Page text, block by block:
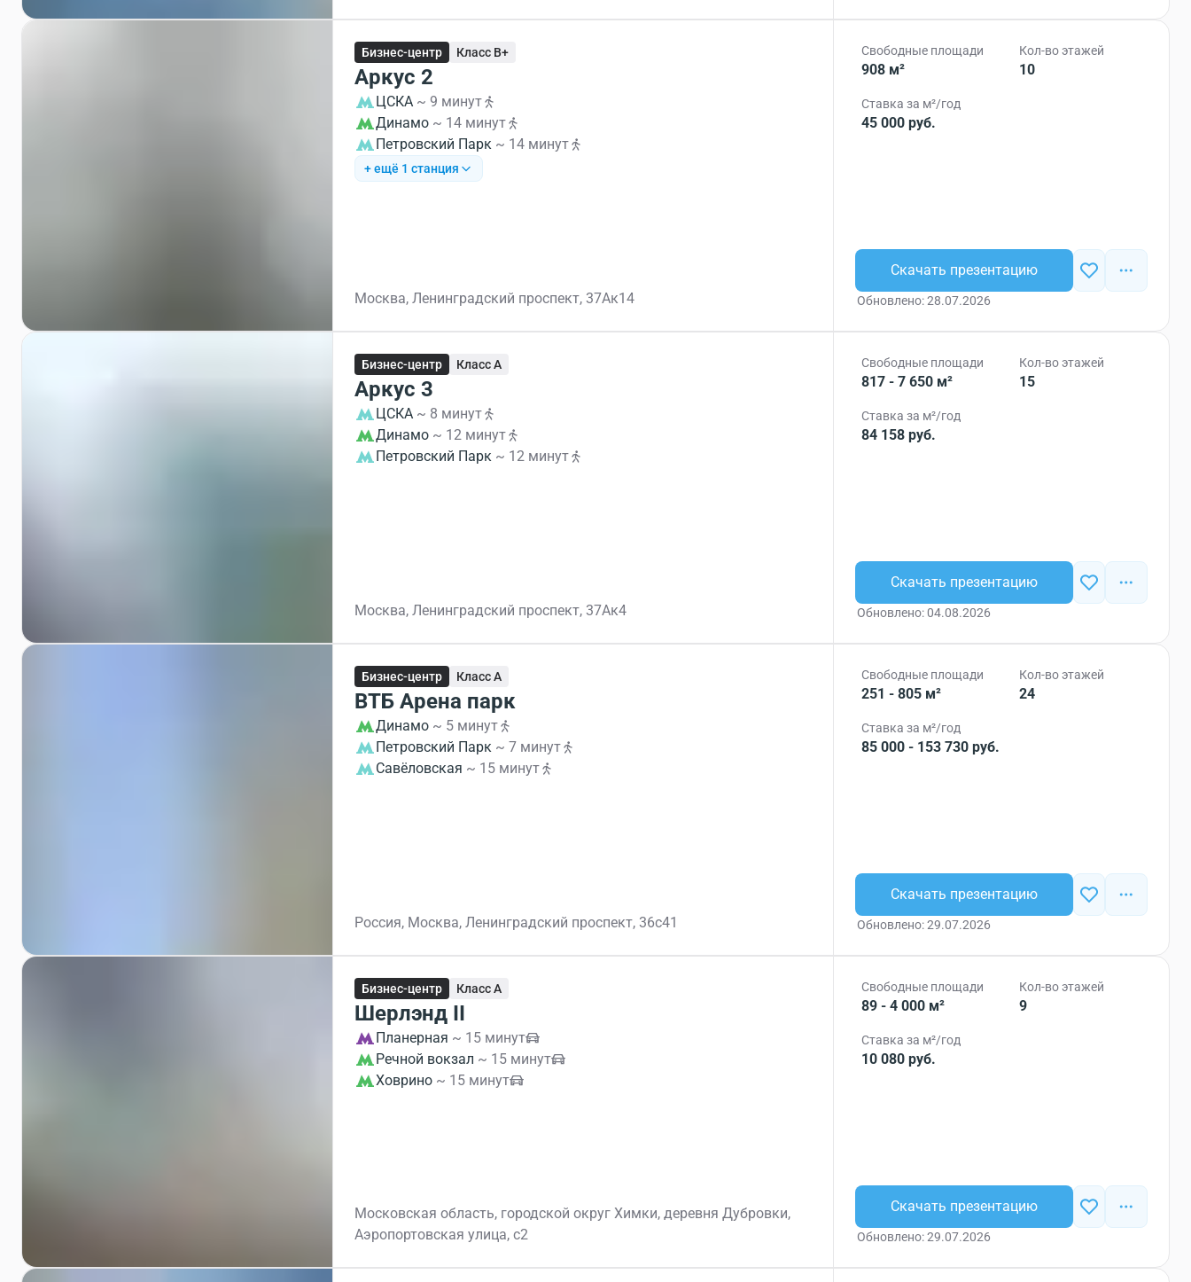
Бизнес-центр Класс B+
Аркус 2
ЦСКА ~ 9 минут
Динамо ~ 14 минут
Петровский Парк ~ 14 минут
+ ещё 1 станция
Москва, Ленинградский проспект, 37Ак14
Свободные площади
908 м²
Кол-во этажей
10
Ставка за м²/год
45 000 руб.
Скачать презентацию
Обновлено: 28.07.2026
Бизнес-центр Класс A
Аркус 3
ЦСКА ~ 8 минут
Динамо ~ 12 минут
Петровский Парк ~ 12 минут
Москва, Ленинградский проспект, 37Ак4
Свободные площади
817 - 7 650 м²
Кол-во этажей
15
Ставка за м²/год
84 158 руб.
Скачать презентацию
Обновлено: 04.08.2026
Бизнес-центр Класс A
ВТБ Арена парк
Динамо ~ 5 минут
Петровский Парк ~ 7 минут
Савёловская ~ 15 минут
Россия, Москва, Ленинградский проспект, 36с41
Свободные площади
251 - 805 м²
Кол-во этажей
24
Ставка за м²/год
85 000 - 153 730 руб.
Скачать презентацию
Обновлено: 29.07.2026
Бизнес-центр Класс A
Шерлэнд II
Планерная ~ 15 минут
Речной вокзал ~ 15 минут
Ховрино ~ 15 минут
Московская область, городской округ Химки, деревня Дубровки,
Аэропортовская улица, с2
Свободные площади
89 - 4 000 м²
Кол-во этажей
9
Ставка за м²/год
10 080 руб.
Скачать презентацию
Обновлено: 29.07.2026